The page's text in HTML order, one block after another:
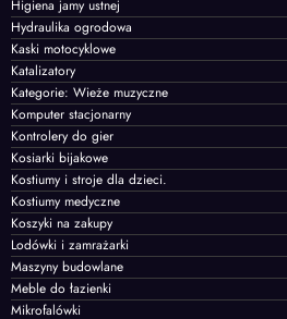
Higiena jamy ustnej
Hydraulika ogrodowa
Kaski motocyklowe
Katalizatory
Kategorie: Wieże muzyczne
Komputer stacjonarny
Kontrolery do gier
Kosiarki bijakowe
Kostiumy i stroje dla dzieci.
Kostiumy medyczne
Koszyki na zakupy
Lodówki i zamrażarki
Maszyny budowlane
Meble do łazienki
Mikrofalówki